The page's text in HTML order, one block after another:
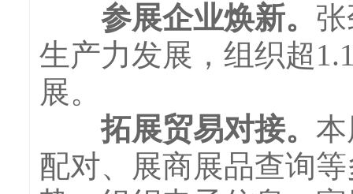
参展企业焕新。
生产力发展，组织超
展。
拓展贸易对接。
配对、展商展品查询